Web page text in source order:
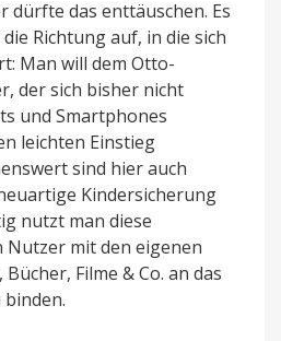
dürfte das enttäuschen. Es
Richtung auf, in die sich
Man will dem Otto-
der sich bisher nicht
und Smartphones
leichten Einstieg
sind hier auch
Kindersicherung
nutzt man diese
Nutzer mit den eigenen
Filme & Co. an das